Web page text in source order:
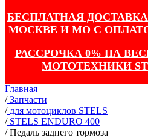
БЕСПЛАТНАЯ
МОСКВЕ И МО С
РАССРОЧКА 0% НА
МОТОТЕХНИКИ
Главная
/ Запчасти
/ для мотоциклов STELS
/ STELS ENDURO 400
/Педаль заднего тормоза